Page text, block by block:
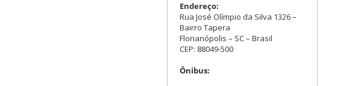
Endereço:
Rua José Olímpio da Silva 1326 –
Bairro Tapera
Florianópolis – SC – Brasil
CEP: 88049-500
Ônibus: